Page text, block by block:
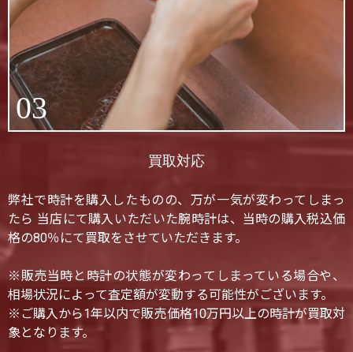
03
買取対応
弊社で時計を購入したものの、万が一気が変わってしまっ
たら 当店にて購入いただいた腕時計は、当時の購入税込価
格の80％にて買取をさせていただきます。
※販売当時と時計の状態が変わってしまっている場合や、
相場状況によって査定額が変動する可能性がございます。
※ご購入から1年以内で販売価格10万円以上の時計が買取対
象となります。